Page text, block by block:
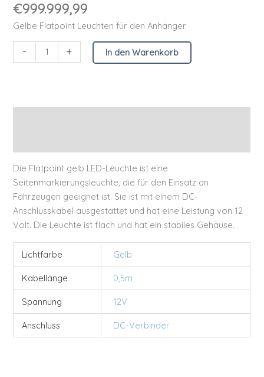
€999.999,99
Gelbe Flatpoint Leuchten für den Anhänger.
- + In den Warenkorb
Die Flatpoint gelb LED-Leuchte ist eine
Seitenmarkierungsleuchte, die für den Einsatz an
Fahrzeugen geeignet ist. Sie ist mit einem DC-
Anschlusskabel ausgestattet und hat eine Leistung von 12
Volt. Die Leuchte ist flach und hat ein stabiles Gehäuse.
Lichtfarbe Gelb
Kabellänge 0,5m
Spannung 12V
Anschluss DC-Verbinder